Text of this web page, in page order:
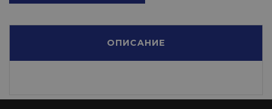
ОПИСАНИЕ